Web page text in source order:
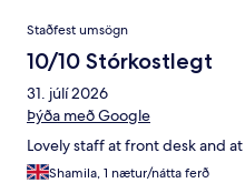
Umsagnir
Staðfest umsögn
10/10 Stórkostlegt
31. júlí 2026
Þýða með Google
Lovely staff at front desk and
Shamila, 1 nætur/nátta ferð